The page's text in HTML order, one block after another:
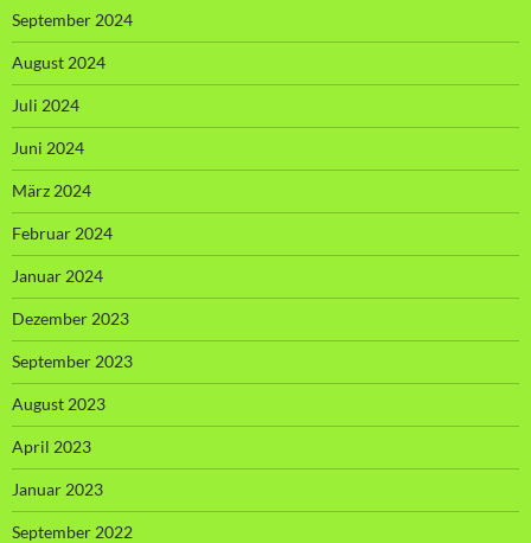
September 2024
August 2024
Juli 2024
Juni 2024
März 2024
Februar 2024
Januar 2024
Dezember 2023
September 2023
August 2023
April 2023
Januar 2023
September 2022